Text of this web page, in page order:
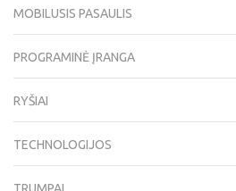
MOBILUSIS PASAULIS
PROGRAMINĖ ĮRANGA
RYŠIAI
TECHNOLOGIJOS
TRUMPAI